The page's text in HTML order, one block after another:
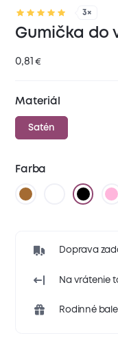
3×
Gumička do
0,81 €
Materiál
Satén
Farba
Doprava
Na vrátenie
Rodinné